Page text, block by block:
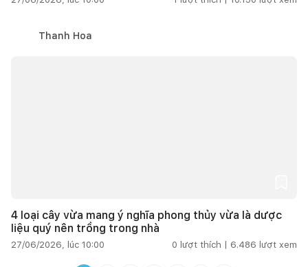
Thanh Hoa
4 loại cây vừa mang ý nghĩa phong thủy vừa là dược
liệu quý nên trồng trong nhà
27/06/2026, lúc 10:00 0 lượt thích | 6.486 lượt xem